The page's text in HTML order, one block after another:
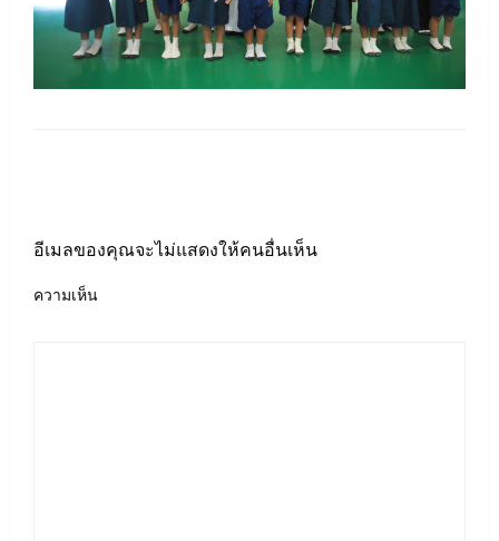
อีเมลของคุณจะไม่แสดงให้คนอื่นเห็น
ความเห็น